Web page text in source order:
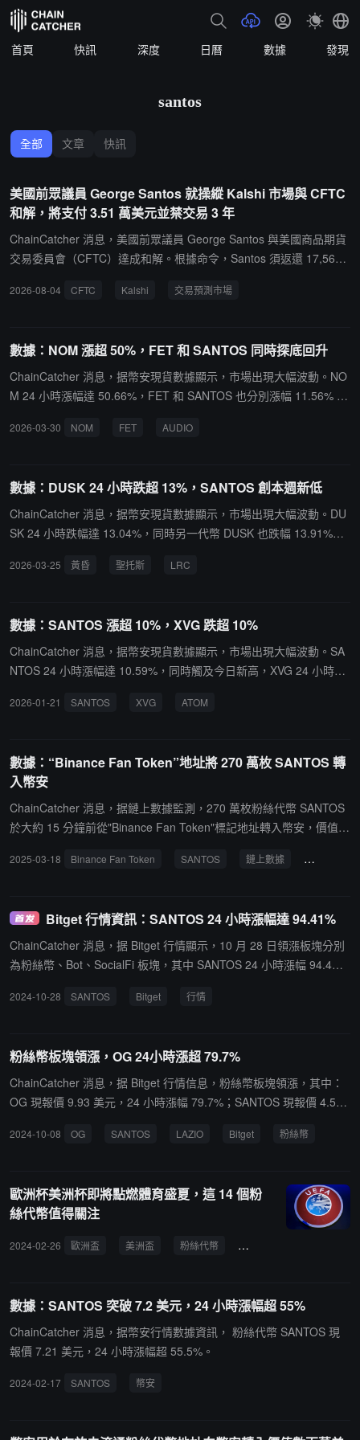
首頁 快訊 深度 日曆 數據 發現
santos
全部 文章 快訊
美國前眾議員 George Santos 就操縱 Kalshi 市場與 CFTC
和解，將支付 3.51 萬美元並禁交易 3 年
ChainCatcher 消息，美國前眾議員 George Santos 與美國商品期貨
交易委員會（CFTC）達成和解。根據命令，Santos 須返還 17,569.
註冊實體交易。CFTC 認定，Santos 在交易預測市場平台 Kalshi 上
或結論。交易記錄顯示，Santos 2 月 11 日開戶並僅交易該合約，先
買入 Yes 合約並獲利 3,448.43 美元，隨後在航班和火車取消後繼續
公開表示將出席，並買入 No 合約，最終該倉位獲利 14,390.57 美
2026-08-04 CFTC Kalshi 交易預測市場
數據：NOM 漲超 50%，FET 和 SANTOS 同時探底回升
ChainCatcher 消息，据幣安現貨數據顯示，市場出現大幅波動。NO
M 24 小時漲幅達 50.66%，FET 和 SANTOS 也分別漲幅 11.56% 和
態，24 小時跌幅 7.33%。CFX 和 GTC 則分別觸及今日新低，跌幅
2026-03-30 NOM FET AUDIO
數據：DUSK 24 小時跌超 13%，SANTOS 創本週新低
ChainCatcher 消息，据幣安現貨數據顯示，市場出現大幅波動。DU
SK 24 小時跌幅達 13.04%，同時另一代幣 DUSK 也跌幅 13.91%。
24 小時漲幅 7.12%，出現探底回升狀態。其餘代幣中，ONG 也出
分鐘內小幅上漲，漲幅分別為 3.35% 和 3.05%。
2026-03-25 黃昏 聖托斯 LRC
數據：SANTOS 漲超 10%，XVG 跌超 10%
ChainCatcher 消息，据幣安現貨數據顯示，市場出現大幅波動。SA
NTOS 24 小時漲幅達 10.59%，同時觸及今日新高，XVG 24 小時跌
N、USUAL 和 YB 均出現"探底回升"狀態，漲幅分別為 6.43%、7.1
2026-01-21 SANTOS XVG ATOM
數據：“Binance Fan Token”地址將 270 萬枚 SANTOS 轉
入幣安
ChainCatcher 消息，据鏈上數據監測，270 萬枚粉絲代幣 SANTOS
於大約 15 分鐘前從"Binance Fan Token"標記地址轉入幣安，價值約
幣，價值高達 5300 萬美元。
2025-03-18 Binance Fan Token SANTOS 鏈上數據 鏈上追蹤
Bitget 行情資訊：SANTOS 24 小時漲幅達 94.41%
ChainCatcher 消息，据 Bitget 行情顯示，10 月 28 日領漲板塊分別
為粉絲幣、Bot、SocialFi 板塊，其中 SANTOS 24 小時漲幅 94.4
截止發稿，即時漲幅榜單前三的幣種分別為 SANTOS 、SERSH、C
2024-10-28 SANTOS Bitget 行情
粉絲幣板塊領漲，OG 24小時漲超 79.7%
ChainCatcher 消息，据 Bitget 行情信息，粉絲幣板塊領漲，其中：
OG 現報價 9.93 美元，24 小時漲幅 79.7%；SANTOS 現報價 4.53
36.45%；ALPINE 現報價 1.544 美元，24 小時漲幅 23.16%。PORT
2024-10-08 OG SANTOS LAZIO Bitget 粉絲幣
歐洲杯美洲杯即將點燃體育盛夏，這 14 個粉
絲代幣值得關注
2024-02-26 歐洲盃 美洲盃 粉絲代幣 Chiliz
數據：SANTOS 突破 7.2 美元，24 小時漲幅超 55%
ChainCatcher 消息，据幣安行情數據資訊， 粉絲代幣 SANTOS 現
報價 7.21 美元，24 小時漲幅超 55.5%。
2024-02-17 SANTOS 幣安